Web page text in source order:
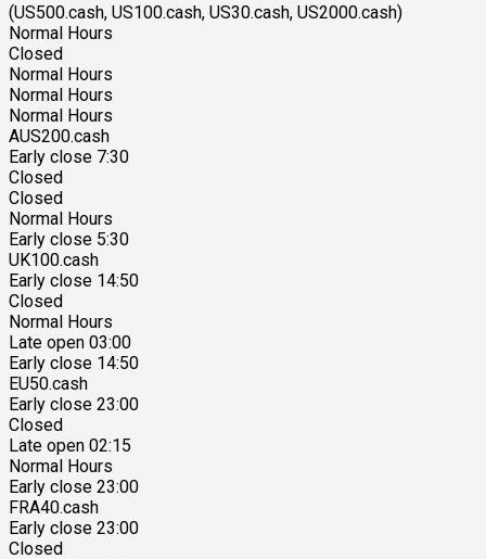
(US500.cash, US100.cash, US30.cash, US2000.cash)
Normal Hours
Closed
Normal Hours
Normal Hours
Normal Hours
AUS200.cash
Early close 7:30
Closed
Closed
Normal Hours
Early close 5:30
UK100.cash
Early close 14:50
Closed
Normal Hours
Late open 03:00
Early close 14:50
EU50.cash
Early close 23:00
Closed
Late open 02:15
Normal Hours
Early close 23:00
FRA40.cash
Early close 23:00
Closed